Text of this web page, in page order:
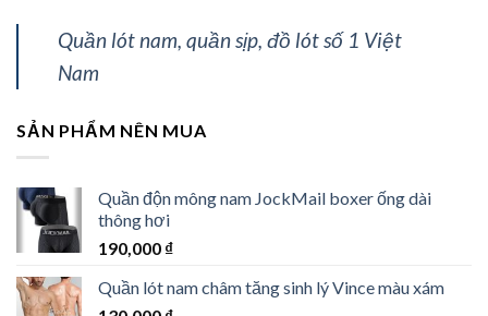
Quần lót nam, quần sịp, đồ lót số 1 Việt
Nam
SẢN PHẨM NÊN MUA
Quần độn mông nam JockMail boxer ống dài
thông hơi
190,000 ₫
Quần lót nam châm tăng sinh lý Vince màu xám